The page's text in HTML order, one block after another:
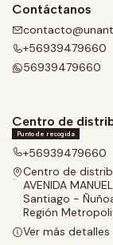
Contáctanos
+56939479660
56939479660
Centro de
Punto de recogida
+56939479660
Centro de
AVENIDA
Santiago -
Región
Ver más detalles